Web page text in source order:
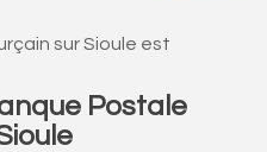
sur Sioule est
Postale